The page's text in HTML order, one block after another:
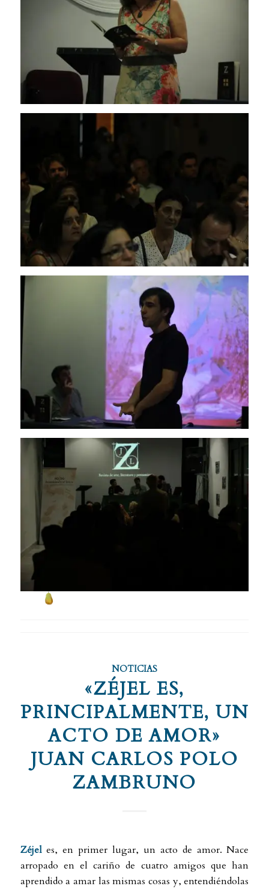
NOTICIAS
«ZÉJEL ES,
PRINCIPALMENTE, UN
ACTO DE AMOR»
JUAN CARLOS POLO
ZAMBRUNO
Zéjeles, en primer lugar, un acto de amor. Nace
arropado en el cariño de cuatro amigos que han
aprendido a amar las mismas cosas y, entendiéndolas